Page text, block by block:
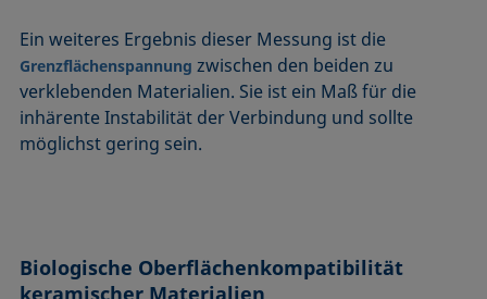
Ein weiteres Ergebnis dieser Messung ist die
Grenzflächenspannung zwischen den beiden zu
verklebenden Materialien. Sie ist ein Maß für die
inhärente Instabilität der Verbindung und sollte
möglichst gering sein.
Biologische Oberflächenkompatibilität
keramischer Materialien